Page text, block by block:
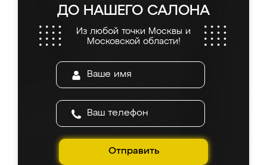
ДО НАШЕГО САЛОНА
Из любой точки Москвы и
Московской области!
Отправить